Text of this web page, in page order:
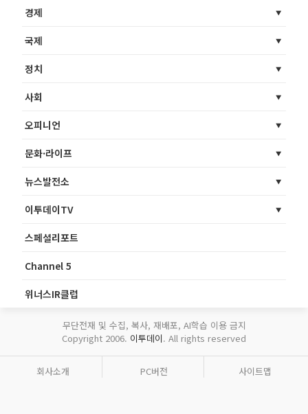
경제
국제
정치
사회
오피니언
문화·라이프
뉴스발전소
이투데이TV
스페셜리포트
Channel 5
위너스IR클럽
무단전재 및 수집, 복사, 재배포, AI학습 이용 금지
Copyright 2006. 이투데이. All rights reserved
회사소개 PC버전 사이트맵